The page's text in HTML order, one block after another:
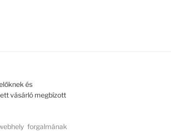
és
vásárló megbízott
forgalmának